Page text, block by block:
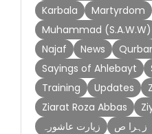
Karbala
Martyrdom
Muhammad (S.A.W.W)
Najaf
News
Sayings of Ahlebayt
Training
Updates
Ziarat Roza Abbas
زیارت عاشورہ
زہرا ص